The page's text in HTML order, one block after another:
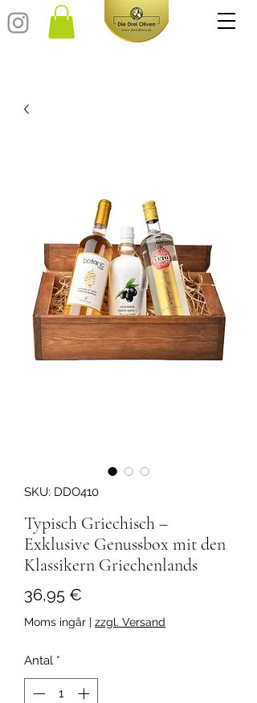
SKU: DDO410
Typisch Griechisch –
Exklusive Genussbox mit den
Klassikern Griechenlands
36,95 €
Moms ingår | zzgl. Versand
Antal *